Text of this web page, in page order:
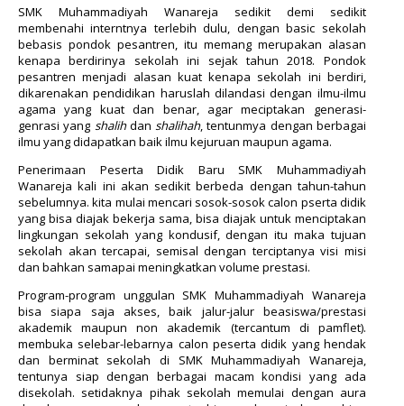
SMK Muhammadiyah Wanareja sedikit demi sedikit
membenahi interntnya terlebih dulu, dengan basic sekolah
bebasis pondok pesantren, itu memang merupakan alasan
kenapa berdirinya sekolah ini sejak tahun 2018. Pondok
pesantren menjadi alasan kuat kenapa sekolah ini berdiri,
dikarenakan pendidikan haruslah dilandasi dengan ilmu-ilmu
agama yang kuat dan benar, agar meciptakan generasi-
genrasi yang shalihdanshalihah, tentunmya dengan berbagai
ilmu yang didapatkan baik ilmu kejuruan maupun agama.
Penerimaan Peserta Didik Baru SMK Muhammadiyah
Wanareja kali ini akan sedikit berbeda dengan tahun-tahun
sebelumnya. kita mulai mencari sosok-sosok calon pserta didik
yang bisa diajak bekerja sama, bisa diajak untuk menciptakan
lingkungan sekolah yang kondusif, dengan itu maka tujuan
sekolah akan tercapai, semisal dengan terciptanya visi misi
dan bahkan samapai meningkatkan volume prestasi.
Program-program unggulan SMK Muhammadiyah Wanareja
bisa siapa saja akses, baik jalur-jalur beasiswa/prestasi
akademik maupun non akademik (tercantum di pamflet).
membuka selebar-lebarnya calon peserta didik yang hendak
dan berminat sekolah di SMK Muhammadiyah Wanareja,
tentunya siap dengan berbagai macam kondisi yang ada
disekolah. setidaknya pihak sekolah memulai dengan aura